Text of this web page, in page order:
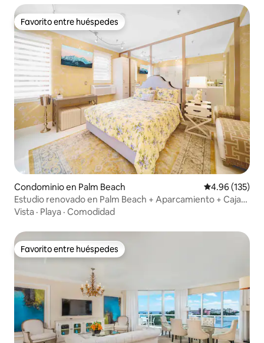
Favorito entre huéspedes
Favorito entre huéspedes
Condominio en Palm Beach Calificación
4.96 (135)
Estudio renovado en Palm Beach + Aparcamiento + Caja
fuerte
Vista · Playa · Comodidad
Favorito entre huéspedes
Favorito entre huéspedes